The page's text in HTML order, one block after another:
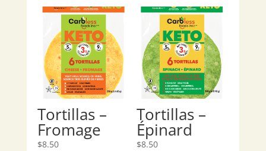
Tortillas –
Fromage
$8.50
Tortillas –
Épinard
$8.50